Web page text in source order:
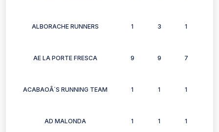
ALBORACHE RUNNERS 1 3 1
AE LA PORTE FRESCA 9 9 7
ACABAOÂ´S RUNNING TEAM 1 1 1
AD MALONDA 1 1 1